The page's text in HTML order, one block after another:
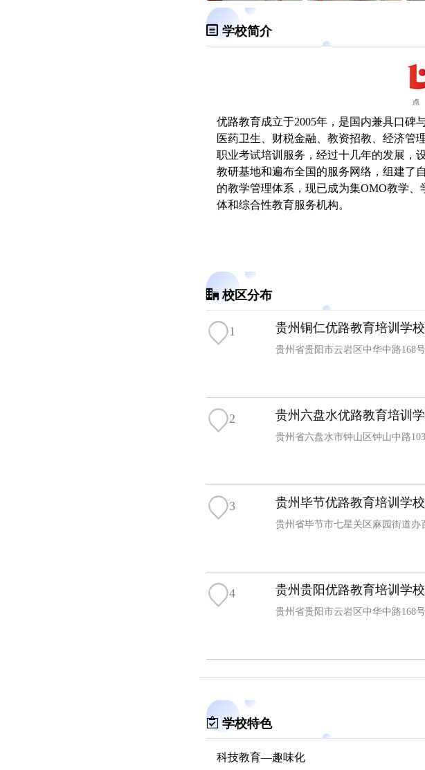
学校简介
优路教育成立于2005年，是国内兼具口碑
医药卫生、财税金融、教资招教、经济管
职业考试培训服务，经过十几年的发展，
教研基地和遍布全国的服务网络，组建了
的教学管理体系，现已成为集OMO教学
体和综合性教育服务机构。
校区分布
1 贵州铜仁优路教育培训学校
贵州省贵阳市云岩区中华中路168
2 贵州六盘水优路教育培训
贵州省六盘水市钟山区钟山中路
3 贵州毕节优路教育培训学校
贵州省毕节市七星关区麻园街道办
4 贵州贵阳优路教育培训学校
贵州省贵阳市云岩区中华中路168
学校特色
科技教育—趣味化